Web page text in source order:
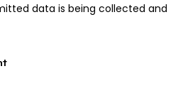
data is being collected and